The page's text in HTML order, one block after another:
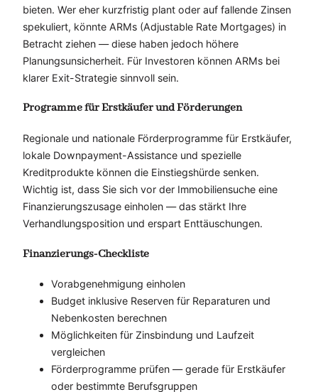
bieten. Wer eher kurzfristig plant oder auf fallende Zinsen
spekuliert, könnte ARMs (Adjustable Rate Mortgages) in
Betracht ziehen — diese haben jedoch höhere
Planungsunsicherheit. Für Investoren können ARMs bei
klarer Exit-Strategie sinnvoll sein.
Programme für Erstkäufer und Förderungen
Regionale und nationale Förderprogramme für Erstkäufer,
lokale Downpayment-Assistance und spezielle
Kreditprodukte können die Einstiegshürde senken.
Wichtig ist, dass Sie sich vor der Immobiliensuche eine
Finanzierungszusage einholen — das stärkt Ihre
Verhandlungsposition und erspart Enttäuschungen.
Finanzierungs-Checkliste
Vorabgenehmigung einholen
Budget inklusive Reserven für Reparaturen und
Nebenkosten berechnen
Möglichkeiten für Zinsbindung und Laufzeit
vergleichen
Förderprogramme prüfen — gerade für Erstkäufer
oder bestimmte Berufsgruppen